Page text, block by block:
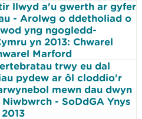
llwyd a'u gwerth ar gyfer
- Arolwg o ddetholiad o
yng ngogledd-
yn 2013: Chwarel
Marford
trwy eu dal
pydew ar ôl cloddio'r
mewn dau dwyn
- SoDdGA Ynys